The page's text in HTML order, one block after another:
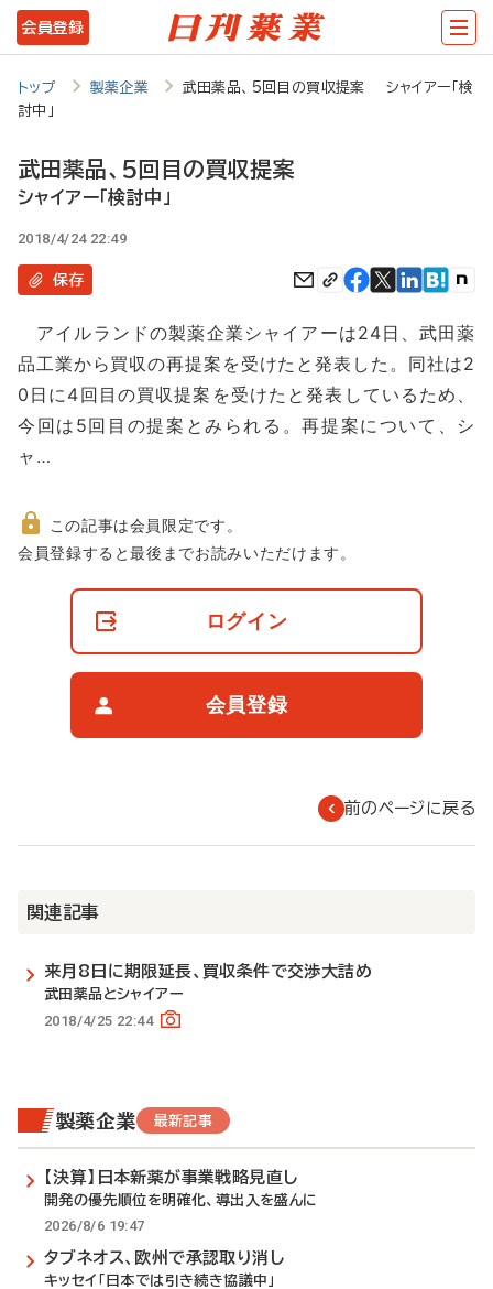
メ
イ
テ
ツ
に
動
会員登録
トップ 製薬企業
武田薬品、5回目の買収提案 シャイアー「検
討中」
武田薬品、5回目の買収提案
シャイアー「検討中」
2018/4/24 22:49
保存
アイルランドの製薬企業シャイアーは24日、武田薬
品工業から買収の再提案を受けたと発表した。同社は2
0日に4回目の買収提案を受けたと発表しているため、
今回は5回目の提案とみられる。再提案について、シ
ャ…
非
この記事は会員限定です。
会員登録すると最後までお読みいただけます。
ログイン
会員登録
前のページに戻る
関連記事
来月8日に期限延長、買収条件で交渉大詰め
武田薬品とシャイアー
2018/4/25 22:44
製薬企業 最新記事
【決算】日本新薬が事業戦略見直し
開発の優先順位を明確化、導出入を盛んに
2026/8/6 19:47
タブネオス、欧州で承認取り消し
キッセイ「日本では引き続き協議中」